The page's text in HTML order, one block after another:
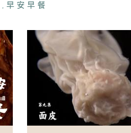
,早安早餐